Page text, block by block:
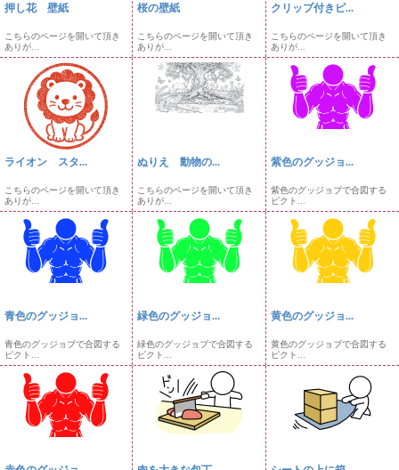
押し花 壁紙
こちらのページを開いて頂き
ありが...
桜の壁紙
こちらのページを開いて頂き
ありが...
クリップ付きピ...
こちらのページを開いて頂き
ありが...
ライオン スタ...
こちらのページを開いて頂き
ありが...
ぬりえ 動物の...
こちらのページを開いて頂き
ありが...
紫色のグッジョ...
紫色のグッジョブで合図する
ピクト...
青色のグッジョ...
青色のグッジョブで合図する
ピクト...
緑色のグッジョ...
緑色のグッジョブで合図する
ピクト...
黄色のグッジョ...
黄色のグッジョブで合図する
ピクト...